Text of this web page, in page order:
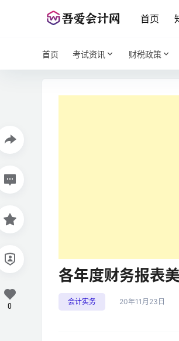
首页
首页 考试资讯 财税政策
各年度财务报表
会计实务 20年11月23日
0